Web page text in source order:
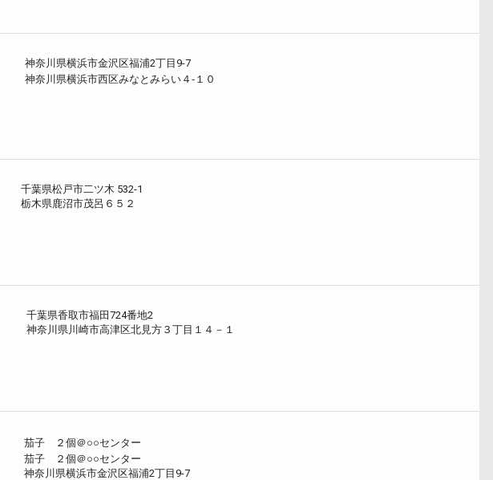
神奈川県横浜市金沢区福浦2丁目9-7
神奈川県横浜市西区みなとみらい４‐１０
千葉県松戸市二ツ木 532-1
栃木県鹿沼市茂呂６５２
千葉県香取市福田724番地2
神奈川県川崎市高津区北見方３丁目１４－１
茄子 ２個＠○○センター
茄子 ２個＠○○センター
神奈川県横浜市金沢区福浦2丁目9-7